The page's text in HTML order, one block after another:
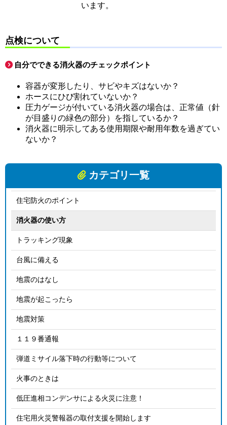
います。
点検について
自分でできる消火器のチェックポイント
容器が変形したり、サビやキズはないか？
ホースにひび割れていないか？
圧力ゲージが付いている消火器の場合は、正常値（針
が目盛りの緑色の部分）を指しているか？
消火器に明示してある使用期限や耐用年数を過ぎてい
ないか？
カテゴリ一覧
住宅防火のポイント
消火器の使い方
トラッキング現象
台風に備える
地震のはなし
地震が起こったら
地震対策
１１９番通報
弾道ミサイル落下時の行動等について
火事のときは
低圧進相コンデンサによる火災に注意！
住宅用火災警報器の取付支援を開始します